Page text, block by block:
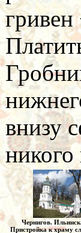
внизу
Чернигов.
Пристройка к храму